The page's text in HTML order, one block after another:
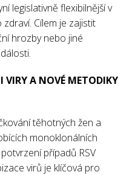
legislativně flexibilnější v
Cílem je zajistit
hrozby nebo jiné
VIRY A NOVÉ METODIKY
těhotných žen a
monoklonálních
případů RSV
virů je klíčová pro